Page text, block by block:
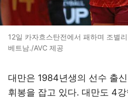
12일 카자흐스탄전에서 패하며 조별
베트남./AVC 제공
대만은 1984년생의 선수 출
휘봉을 잡고 있다. 대만도 4